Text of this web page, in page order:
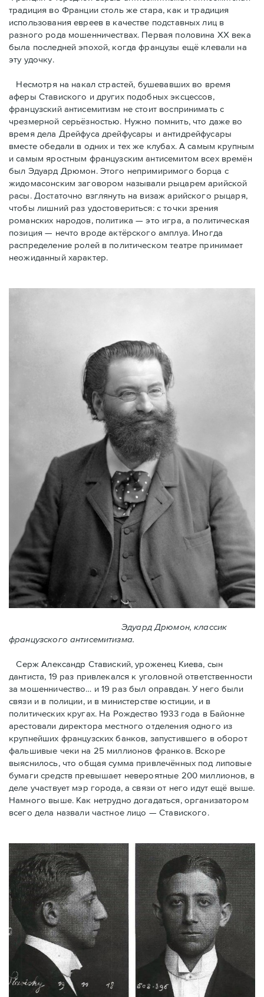
традиция во Франции столь же стара, как и традиция
использования евреев в качестве подставных лиц в
разного рода мошенничествах. Первая половина ХХ века
была последней эпохой, когда французы ещё клевали на
эту удочку.
Несмотря на накал страстей, бушевавших во время
аферы Ставиского и других подобных эксцессов,
французский антисемитизм не стоит воспринимать с
чрезмерной серьёзностью. Нужно помнить, что даже во
время дела Дрейфуса дрейфусары и антидрейфусары
вместе обедали в одних и тех же клубах. А самым крупным
и самым яростным французским антисемитом всех времён
был Эдуард Дрюмон. Этого непримиримого борца с
жидомасонским заговором называли рыцарем арийской
расы. Достаточно взглянуть на визаж арийского рыцаря,
чтобы лишний раз удостовериться: с точки зрения
романских народов, политика — это игра, а политическая
позиция — нечто вроде актёрского амплуа. Иногда
распределение ролей в политическом театре принимает
неожиданный характер.
Эдуард Дрюмон, классик
французского антисемитизма.
Серж Александр Ставиский, уроженец Киева, сын
дантиста, 19 раз привлекался к уголовной ответственности
за мошенничество… и 19 раз был оправдан. У него были
связи и в полиции, и в министерстве юстиции, и в
политических кругах. На Рождество 1933 года в Байoнне
арестовали директора местного отделения одного из
крупнейших французских банков, запустившего в оборот
фальшивые чеки на 25 миллионов франков. Вскоре
выяснилось, что общая сумма привлечённых под липовые
бумаги средств превышает невероятные 200 миллионов, в
деле участвует мэр города, a связи от него идут ещё выше.
Намного выше. Как нетрудно догадаться, организатором
всего дела назвали частное лицо — Ставиского.